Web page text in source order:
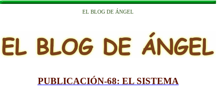
EL BLOG DE ÁNGEL
PUBLICACIÓN-68: EL SISTEMA